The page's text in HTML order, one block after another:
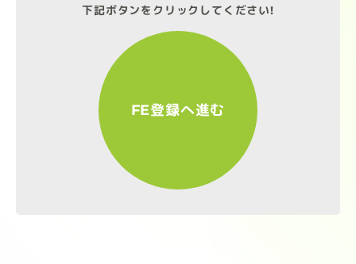
下記ボタンをクリックしてください!
FE登録へ進む